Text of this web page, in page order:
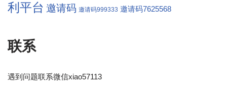
利平台 邀请码 邀请码999333 邀请码7625568
联系
遇到问题联系微信xiao57113